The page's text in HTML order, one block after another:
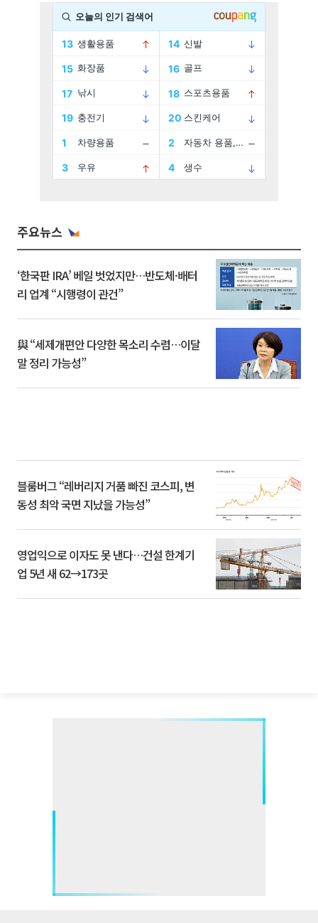
주요뉴스
‘한국판 IRA’ 베일 벗었지만…반도체·배터
리 업계 “시행령이 관건”
與 “세제개편안 다양한 목소리 수렴…이달
말 정리 가능성”
블룸버그 “레버리지 거품 빠진 코스피, 변
동성 최악 국면 지났을 가능성”
영업익으로 이자도 못 낸다…건설 한계기
업 5년 새 62→173곳